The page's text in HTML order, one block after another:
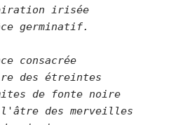
irisée
germinatif.
consacrée
des étreintes
de fonte noire
l'âtre des merveilles